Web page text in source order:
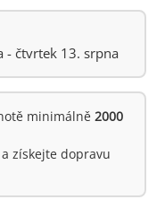
- čtvrtek 13. srpna
minimálně 2000
získejte dopravu